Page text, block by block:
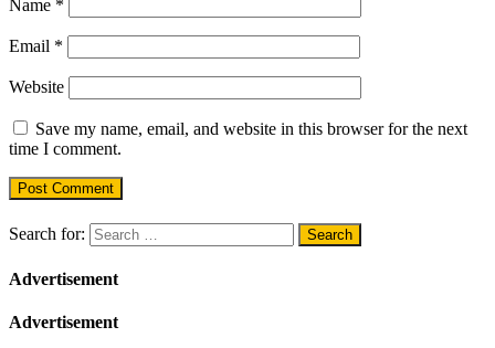
Name *
Email *
Website
Save my name, email, and website in this browser for the next
time I comment.
Search for:
Advertisement
Advertisement